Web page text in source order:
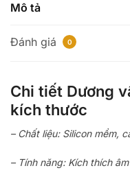
Mô tả
Đánh giá 0
Chi tiết Dương
kích thước
– Chất liệu: Silicon mềm,
– Tính năng: Kích thích